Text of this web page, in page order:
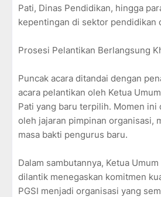
Pati, Dinas Pendidikan, hingga
kepentingan di sektor pendidikan
Prosesi Pelantikan Berlangsung
Puncak acara ditandai dengan
acara pelantikan oleh Ketua
Pati yang baru terpilih. Momen ini
oleh jajaran pimpinan organisasi,
masa bakti pengurus baru.
Dalam sambutannya, Ketua
dilantik menegaskan komitmen
PGSI menjadi organisasi yang